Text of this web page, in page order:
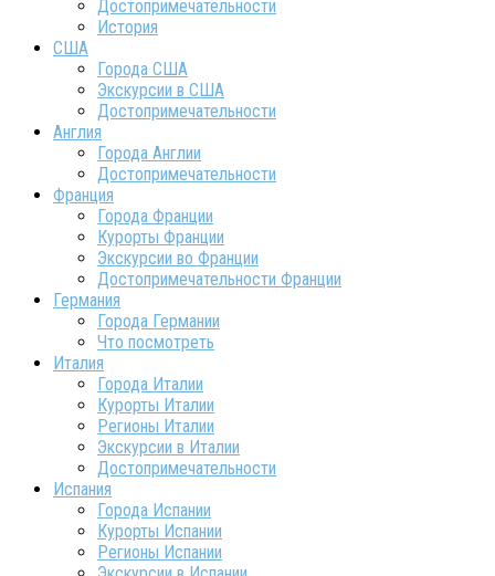
Достопримечательности
История
США
Города США
Экскурсии в США
Достопримечательности
Англия
Города Англии
Достопримечательности
Франция
Города Франции
Курорты Франции
Экскурсии во Франции
Достопримечательности Франции
Германия
Города Германии
Что посмотреть
Италия
Города Италии
Курорты Италии
Регионы Италии
Экскурсии в Италии
Достопримечательности
Испания
Города Испании
Курорты Испании
Регионы Испании